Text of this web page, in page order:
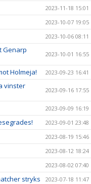
2023-11-18 15:01
2023-10-07 19:05
2023-10-06 08:11
Genarp
2023-10-01 16:55
Holmeja! 2023-09-23 16:41
vinster
2023-09-16 17:55
2023-09-09 16:19
2023-09-01 23:48
2023-08-19 15:46
2023-08-12 18:24
2023-08-02 07:40
stryks 2023-07-18 11:47